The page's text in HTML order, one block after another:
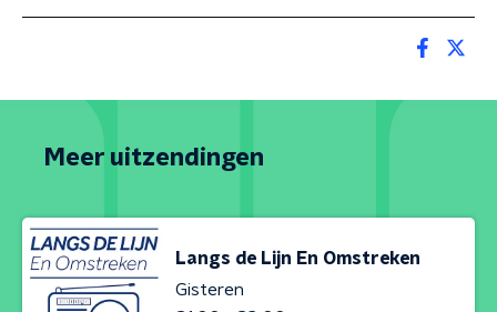
Meer uitzendingen
Langs de Lijn En Omstreken
Gisteren